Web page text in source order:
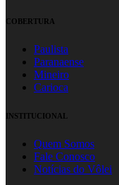
COBERTURA
Paulista
Paranaense
Mineiro
Carioca
INSTITUCIONAL
Quem Somos
Fale Conosco
Notícias do Vôlei